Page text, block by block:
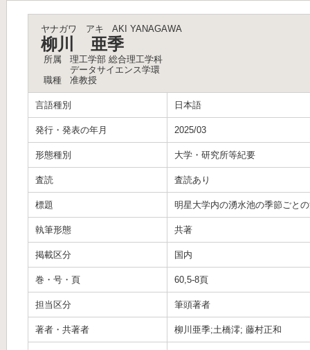
ヤナガワ アキ AKI YANAGAWA
柳川 亜季
所属
理工学部 総合理工学科
データサイエンス学環
職種
准教授
言語種別 日本語
発行・発表の年月 2025/03
形態種別 大学・研究所等紀要
査読 査読あり
標題 明星大学内の湧水池の季節ごと
執筆形態 共著
掲載区分 国内
巻・号・頁 60,5-8頁
担当区分 筆頭著者
著者・共著者 柳川亜季;土橋澪; 藤村正和